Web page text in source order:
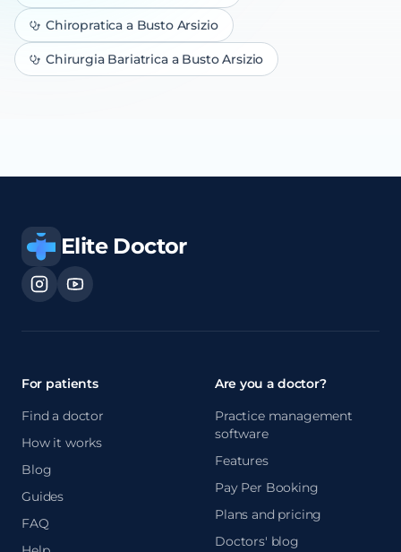
Chiropratica a Busto Arsizio
Chirurgia Bariatricaa Busto Arsizio
Elite Doctor
For patients
Find a doctor
How it works
Blog
Guides
FAQ
Are you a doctor?
Practice management
software
Features
Pay Per Booking
Plans and pricing
Doctors' blog